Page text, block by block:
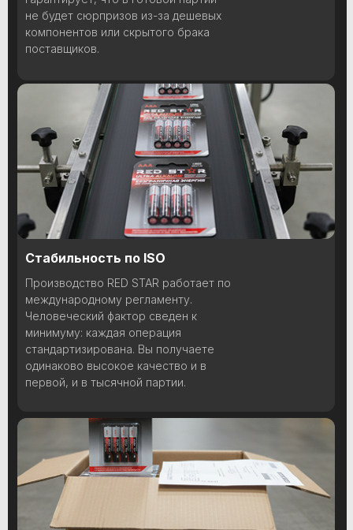
Стабильность по ISO
Производство RED STAR работает по
международному регламенту.
Человеческий фактор сведен к
минимуму: каждая операция
стандартизирована. Вы получаете
одинаково высокое качество и в
первой, и в тысячной партии.
не будет сюрпризов из-за дешевых
компонентов или скрытого брака
поставщиков.